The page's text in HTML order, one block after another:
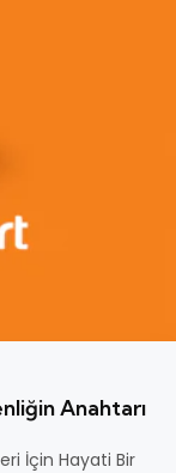
Anahtarı
İçin Hayati Bir